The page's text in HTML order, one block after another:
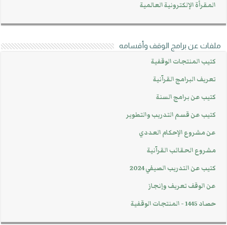
المقرأة الإلكترونية العالمية
ملفات عن برامج الوقف وأقسامه
كتيب المنتجات الوقفية
تعريف البرامج القرآنية
كتيب عن برامج السنة
كتيب عن قسم التدريب والتطوير
عن مشروع الإحكام العددي
مشروع الحقائب القرآنية
كتيب عن التدريب الصيفي 2024
عن الوقف تعريف وإنجاز
حصاد 1445 - المنتجات الوقفية